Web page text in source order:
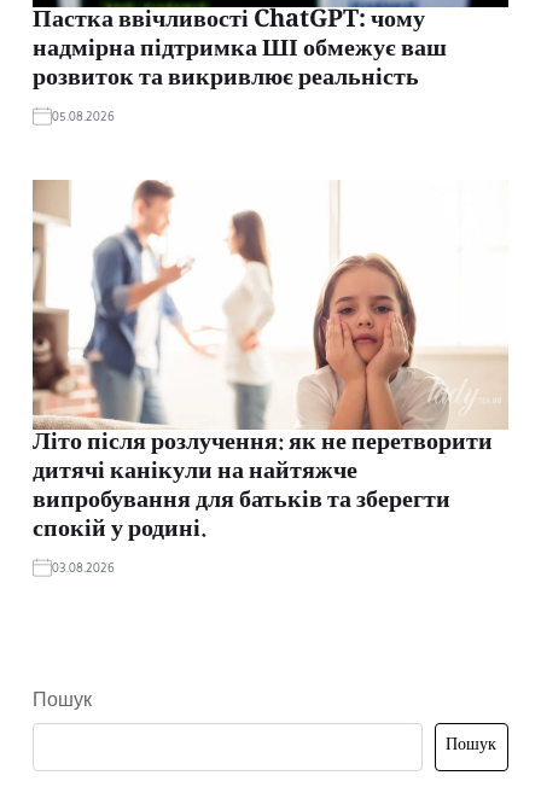
Пастка ввічливості ChatGPT: чому
надмірна підтримка ШІ обмежує ваш
розвиток та викривлює реальність
05.08.2026
Літо після розлучення: як не перетворити
дитячі канікули на найтяжче
випробування для батьків та зберегти
спокій у родині.
03.08.2026
Пошук
Пошук